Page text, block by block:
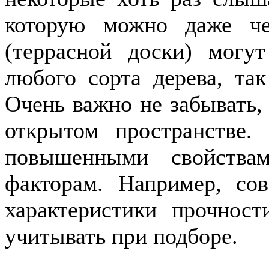
которую можно даже
(террасной доски)
любого сорта дерева,
Очень важно не забывать,
открытом
повышенными
факторам. Например,
характеристики
учитывать при подборе.